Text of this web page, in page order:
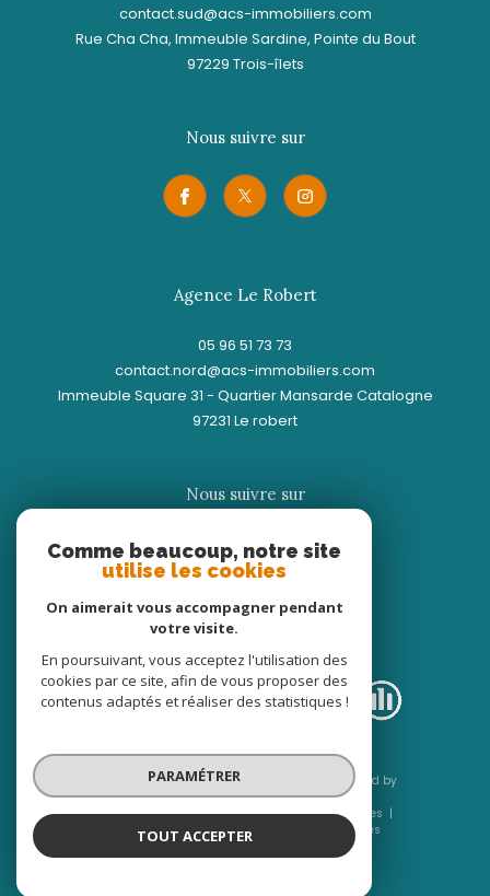
contact.sud@acs-immobiliers.com
Rue Cha Cha, Immeuble Sardine, Pointe du Bout
97229 trois-îlets
Nous suivre sur
Agence Le Robert
05 96 51 73 73
contact.nord@acs-immobiliers.com
Immeuble Square 31 - Quartier Mansarde Catalogne
97231 le robert
Nous suivre sur
Adhérents
© 2026 | Tous droits réservés | Traduction powered by
Google |
Nos honoraires
Plan du site
Mentions légales
Admin
Nos liens Politique RGPD Cookies
Comme beaucoup, notre site
utilise les cookies
On aimerait vous accompagner pendant
votre visite.
En poursuivant, vous acceptez l'utilisation des
cookies par ce site, afin de vous proposer des
contenus adaptés et réaliser des statistiques !
PARAMÉTRER
TOUT ACCEPTER